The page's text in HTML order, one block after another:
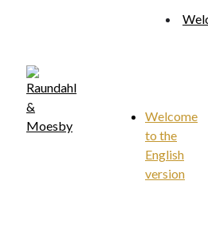
content
Welcome
to the
English
version